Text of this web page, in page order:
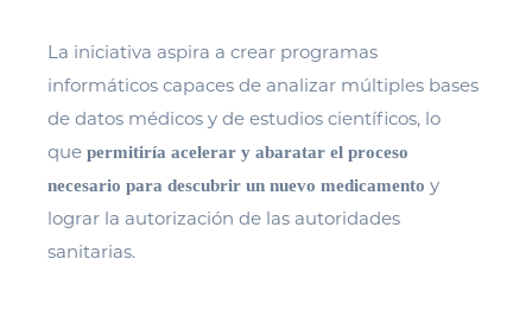
La iniciativa aspira a crear programas
informáticos capaces de analizar múltiples bases
de datos médicos y de estudios científicos, lo
que permitiría acelerar y abaratar el proceso
necesario para descubrir un nuevo medicamento y
lograr la autorización de las autoridades
sanitarias.